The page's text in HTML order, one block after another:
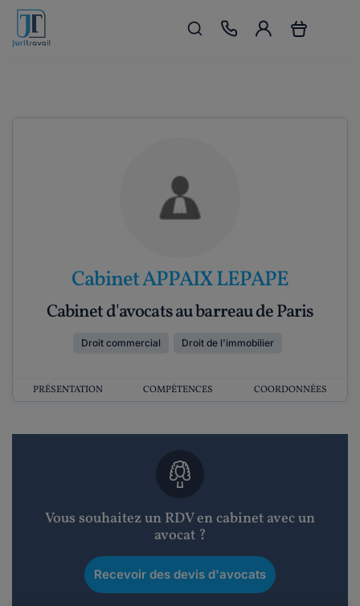
Cabinet APPAIX LEPAPE
Cabinet d'avocats au barreau de Paris
Droit commercial Droit de l'immobilier
PRÉSENTATION COMPÉTENCES COORDONNÉES
Vous souhaitez un RDV en cabinet avec un
avocat ?
Recevoir des devis d'avocats